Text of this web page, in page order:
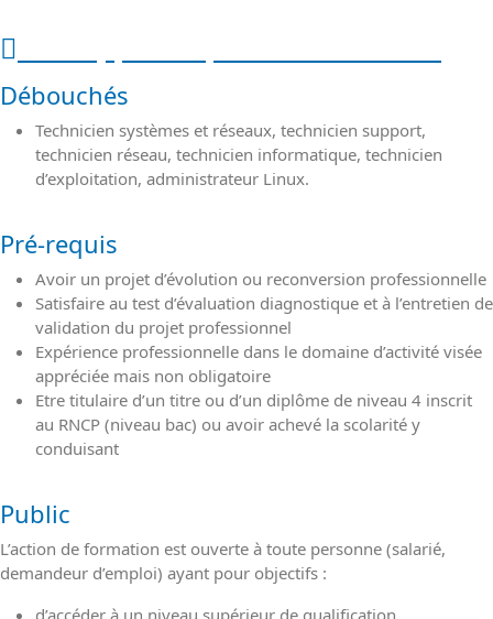
Débouchés
Technicien systèmes et réseaux, technicien support,
technicien réseau, technicien informatique, technicien
d’exploitation, administrateur Linux.
Pré-requis
Avoir un projet d’évolution ou reconversion professionnelle
Satisfaire au test d’évaluation diagnostique et à l’entretien de
validation du projet professionnel
Expérience professionnelle dans le domaine d’activité visée
appréciée mais non obligatoire
Etre titulaire d’un titre ou d’un diplôme de niveau 4 inscrit
au RNCP (niveau bac) ou avoir achevé la scolarité y
conduisant
Public
L’action de formation est ouverte à toute personne (salarié,
demandeur d’emploi) ayant pour objectifs :
d’accéder à un niveau supérieur de qualification,